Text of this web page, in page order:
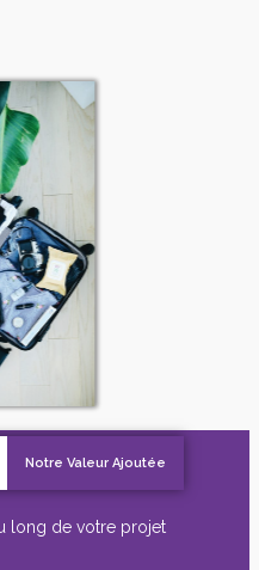
Notre Valeur Ajoutée
long de votre projet